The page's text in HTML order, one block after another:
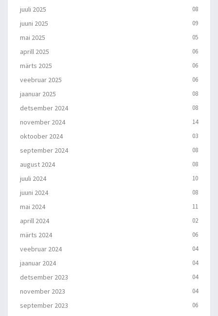
juuli 2025 08
juuni 2025 09
mai 2025 05
aprill 2025 06
märts 2025 06
veebruar 2025 06
jaanuar 2025 08
detsember 2024 08
november 2024 14
oktoober 2024 03
september 2024 08
august 2024 08
juuli 2024 10
juuni 2024 08
mai 2024 11
aprill 2024 02
märts 2024 06
veebruar 2024 04
jaanuar 2024 04
detsember 2023 04
november 2023 04
september 2023 06